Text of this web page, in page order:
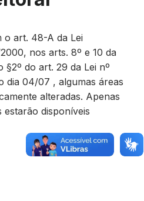
o art. 48-A da Lei
nos arts. 8º e 10 da
§2º do art. 29 da Lei nº
dia 04/07 , algumas áreas
alteradas. Apenas
estarão disponíveis